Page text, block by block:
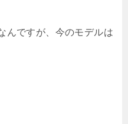
んですが、今のモデルは